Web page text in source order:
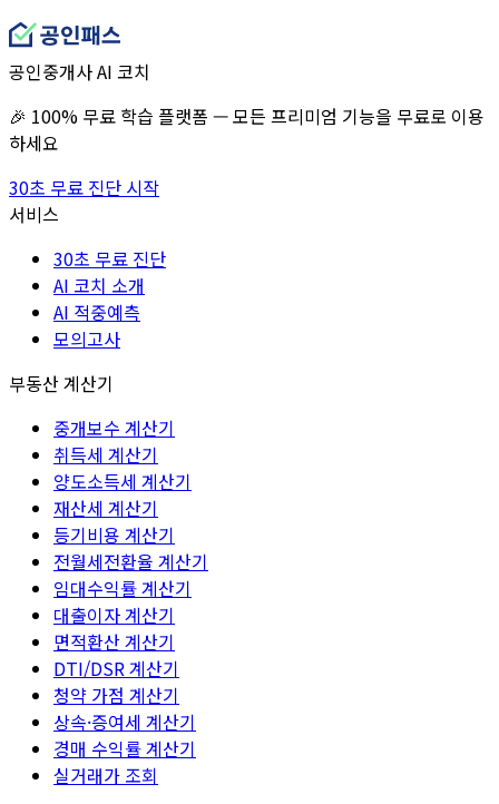
공인중개사 AI 코치
🎉 100% 무료 학습 플랫폼 — 모든 프리미엄 기능을 무료로 이용
하세요
30초 무료 진단 시작
서비스
30초 무료 진단
AI 코치 소개
AI 적중예측
모의고사
부동산 계산기
중개보수 계산기
취득세 계산기
양도소득세 계산기
재산세 계산기
등기비용 계산기
전월세전환율 계산기
임대수익률 계산기
대출이자 계산기
면적환산 계산기
DTI/DSR 계산기
청약 가점 계산기
상속·증여세 계산기
경매 수익률 계산기
실거래가 조회